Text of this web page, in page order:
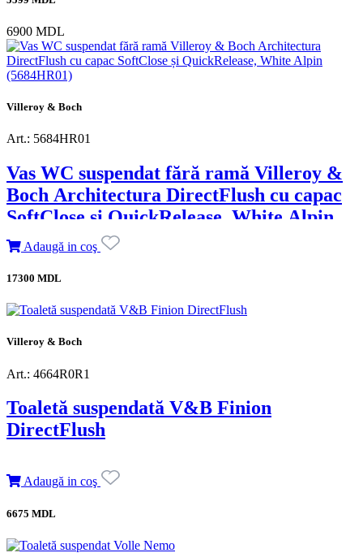
6900 MDL
Villeroy & Boch
Art.: 5684HR01
Vas WC suspendat fără ramă Villeroy &
Boch Architectura DirectFlush cu capac
SoftClose și QuickRelease, White Alpin
(5684HR01)
Adaugă in coş
17300 MDL
Villeroy & Boch
Art.: 4664R0R1
Toaletă suspendată V&B Finion
DirectFlush
Adaugă in coş
6675 MDL